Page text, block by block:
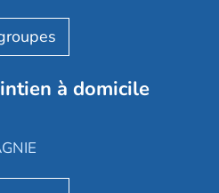
à domicile